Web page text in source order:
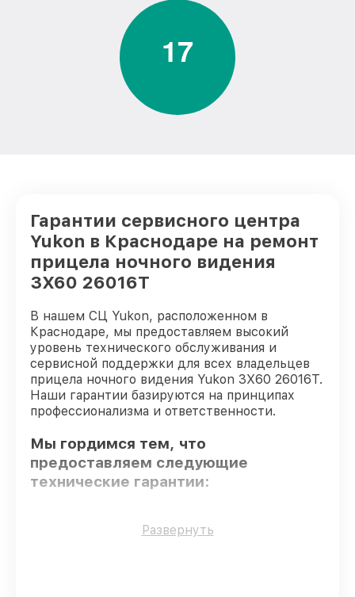
17
Гарантии сервисного центра
Yukon в Краснодаре на ремонт
прицела ночного видения
3Х60 26016Т
В нашем СЦ Yukon, расположенном в
Краснодаре, мы предоставляем высокий
уровень технического обслуживания и
сервисной поддержки для всех владельцев
прицела ночного видения Yukon 3Х60 26016Т.
Наши гарантии базируются на принципах
профессионализма и ответственности.
Мы гордимся тем, что
предоставляем следующие
технические гарантии:
Использование оригинальных
Развернуть